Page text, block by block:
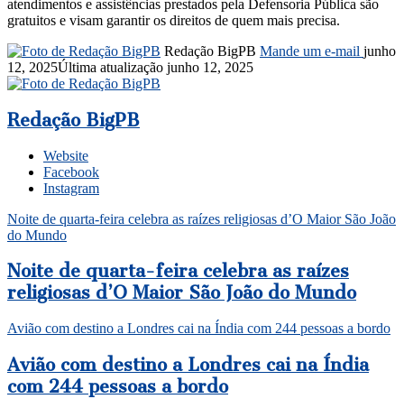
atendimentos e assistências prestados pela Defensoria Pública são
gratuitos e visam garantir os direitos de quem mais precisa.
Redação BigPB Mande um e-mail junho
12, 2025Última atualização junho 12, 2025
Redação BigPB
Website
Facebook
Instagram
Noite de quarta-feira celebra as raízes religiosas d’O Maior São João
do Mundo
Noite de quarta-feira celebra as raízes
religiosas d’O Maior São João do Mundo
Avião com destino a Londres cai na Índia com 244 pessoas a bordo
Avião com destino a Londres cai na Índia
com 244 pessoas a bordo